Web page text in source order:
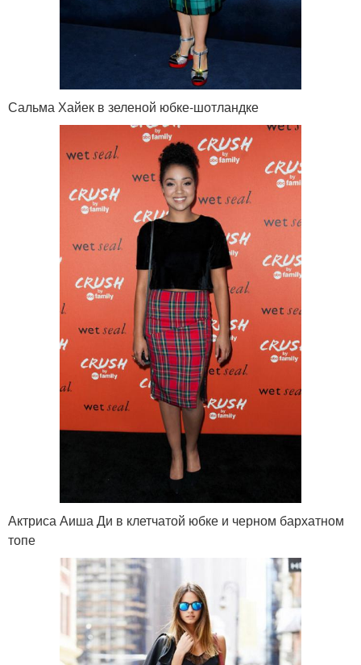
Сальма Хайек в зеленой юбке-шотландке
Актриса Аиша Ди в клетчатой юбке и черном бархатном
топе